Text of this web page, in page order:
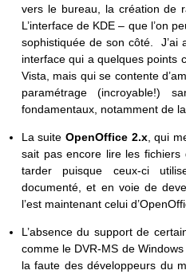
vers le bureau, la création de
L’interface de KDE – que l’on
sophistiquée de son côté. J’ai
interface qui a quelques points
Vista, mais qui se contente
paramétrage (incroyable!)
fondamentaux, notamment de
La suiteOpenOffice 2.x, qui
sait pas encore lire les fichiers
tarder puisque ceux-ci
documenté, et en voie de
l’est maintenant celui
L’absence du support de
comme le DVR-MS de
la faute des développeurs du